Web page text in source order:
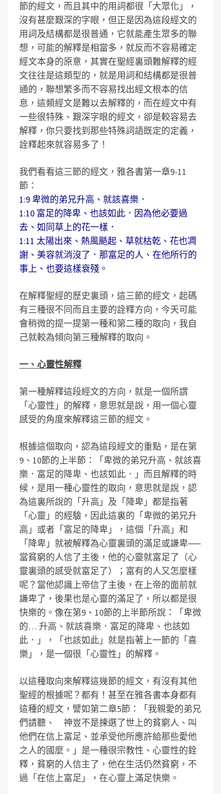
節的經文，而且其中的用詞都很「大眾化」，
沒有甚麼艱深的字眼，但正是因為這段經文的
用詞及結構都是很普通，它就能產生眾多的聯
想，可能的解釋是相當多，就反而不容易確定
經文本身的原意，其實在聖經裏頭難解釋的經
文往往是這類型的，就是用詞和結構都是很普
通的，聯想繁多而不容易找出經文根本的信
息，這類經文是難以去解釋的，而在經文中有
一些很特殊、艱深字眼的經文，卻是較容易去
解釋，你只要找到那些特殊詞語既定的定義，
詮釋起來就容易多了！
我們看看這三節的經文，雅各書第一章9-11
節：
1:9 卑微的弟兄升高、就該喜樂．
1:10 富足的降卑、也該如此．因為他必要過
去、如同草上的花一樣．
1:11 太陽出來、熱風颳起、草就枯乾、花也凋
謝、美容就消沒了．那富足的人、在他所行的
事上、也要這樣衰殘。
在解釋聖經的歷史裏頭，這三節的經文，起碼
有三種很不同而且主要的詮釋方向，今天可能
會稍微的提一提第一種和第二種的取向，我自
己就較為傾向第三種解釋的取向。
一、心靈性解釋
第一種解釋這段經文的方向，就是一個所謂
「心靈性」的解釋，意思就是說，用一個心靈
感受的角度來解釋這三節的經文。
根據這個取向，認為這段經文的重點，是在第
9、10節的上半節：「卑微的弟兄升高、就該喜
樂．富足的降卑、也該如此．」而且解釋的時
候，是用一種心靈性的取向，意思就是說，認
為這裏所說的「升高」及「降卑」都是指著
「心靈」的經驗，因此這裏的「卑微的弟兄升
高」或者「富足的降卑」，這個「升高」和
「降卑」就被解釋為心靈裏頭的滿足或謙卑──
當貧窮的人信了主後，他的心靈就富足了（心
靈裏頭的感受就富足了）；富有的人又怎麼樣
呢？當他認識上帝信了主後，在上帝的面前就
謙卑了，後果也是心靈的滿足了，所以都是很
快樂的。像在第9、10節的上半節所說：「卑微
的… 升高、就該喜樂．富足的降卑、也該如
此．」，「也該如此」就是指著上一節的「喜
樂」，是一個很「心靈性」的解釋。
以這種取向來解釋這幾節的經文，有沒有其他
聖經的根據呢？都有！甚至在雅各書本身都有
這種的經文，譬如第二章5節：「我親愛的弟兄
們請聽、 神豈不是揀選了世上的貧窮人、叫
他們在信上富足、並承受他所應許給那些愛他
之人的國麼。」是一種很宗教性、心靈性的銓
釋，貧窮的人信主了，他在生活仍然貧窮，不
過「在信上富足」，在心靈上滿足快樂。